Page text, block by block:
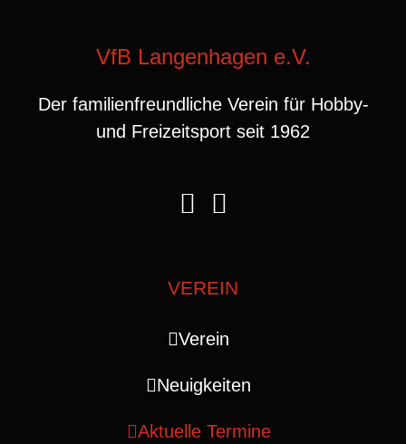
VfB Langenhagen e.V.
Der familienfreundliche Verein für Hobby-
und Freizeitsport seit 1962
VEREIN
Verein
Neuigkeiten
Aktuelle Termine